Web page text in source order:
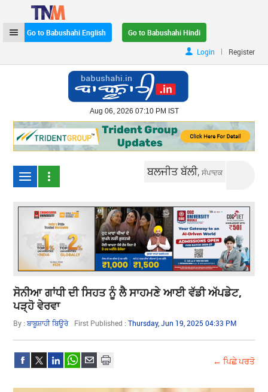
Go to Babushahi English
Go to Babushahi Hindi
Login
| Register
Aug 06, 2026 07:10 PM IST
ਬਲਜੀਤ ਬੱਲੀ,ਸੰਪਾਦਕ
ਸੋਨੀਆ ਗਾਂਧੀ ਦੀ ਸਿਹਤ ਨੂੰ ਲੈ ਸਾਹਮਣੇ ਆਈ ਵੱਡੀ ਅੱਪਡੇਟ,
ਪੜ੍ਹੋ ਵੇਰਵਾ
By :ਬਾਬੂਸ਼ਾਹੀ ਬਿਊਰੋ First Published :Thursday, Jun 19, 2025 04:33 PM
← ਪਿਛੇ ਪਰਤੋ